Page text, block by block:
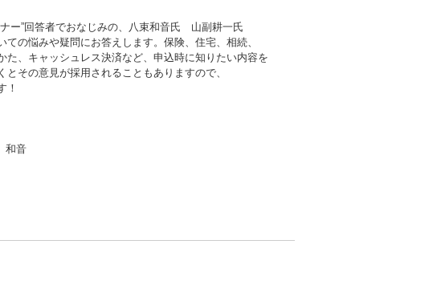
ナー”回答者でおなじみの、八束和音氏 山副耕一氏
の悩みや疑問にお答えします。保険、住宅、相続、
た、キャッシュレス決済など、申込時に知りたい内容を
とその意見が採用されることもありますので、
！
和音